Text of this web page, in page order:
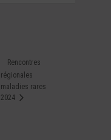
Rencontres
régionales
maladies rares
2024